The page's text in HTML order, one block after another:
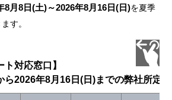
8月8日(土)～2026年8月16日(日)を夏季
す。
ト対応窓口】
ら2026年8月16日(日)までの弊社所定